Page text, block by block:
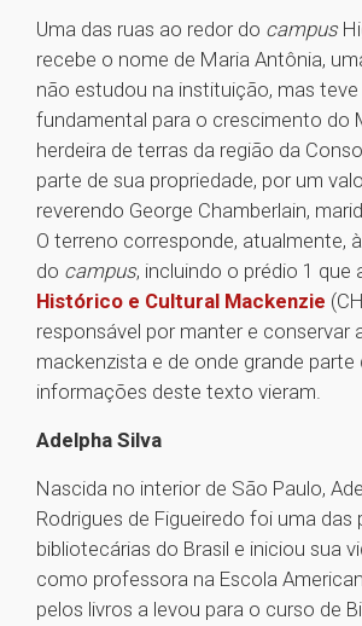
Uma das ruas ao redor do campus
recebe o nome de Maria Antônia,
não estudou na instituição, mas teve
fundamental para o crescimento do
herdeira de terras da região da
parte de sua propriedade, por um
reverendo George Chamberlain,
O terreno corresponde, atualmente,
do campus, incluindo o prédio 1 que
Histórico e Cultural Mackenzie
responsável por manter e conservar
mackenzista e de onde grande parte
informações deste texto vieram.
Adelpha Silva
Nascida no interior de São Paulo,
Rodrigues de Figueiredo foi uma das
bibliotecárias do Brasil e iniciou sua
como professora na Escola
pelos livros a levou para o curso de